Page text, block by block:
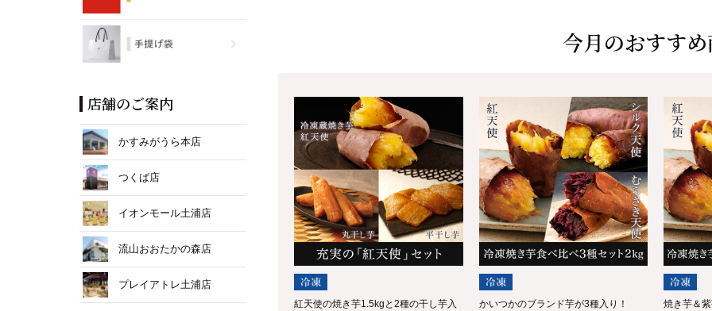
店舗のご案内
かすみがうら本店
つくば店
イオンモール土浦店
流山おおたかの森店
プレイアトレ土浦店
今月のおすす
紅天使の焼き芋1.5kgと2種の干し芋入
かいつかのブランド芋が3種入り！ 焼き芋＆